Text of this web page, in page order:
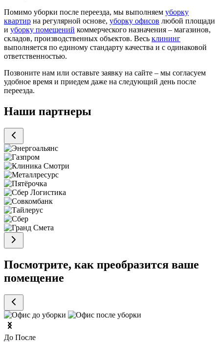
Помимо уборки после переезда, мы выполняем уборку
квартир на регулярной основе, уборку офисов любой площади
и уборку помещений коммерческого назначения – магазинов,
складов, производственных объектов. Весь клининг
выполняется по единому стандарту качества и с одинаковой
ответственностью.
Позвоните нам или оставьте заявку на сайте – мы согласуем
удобное время и приедем даже на следующий день после
переезда.
Наши партнеры
Посмотрите, как преобразится ваше
помещение
До После